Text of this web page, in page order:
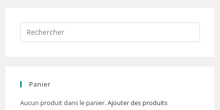
Panier
Aucun produit dans le panier.Ajouter des produits